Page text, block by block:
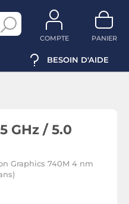
COMPTE PANIER
BESOIN D'AIDE
GHz / 5.0
Graphics 740M 4 nm